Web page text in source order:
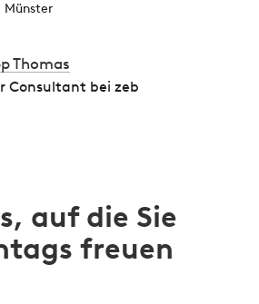
Thomas
Consultant bei zeb
auf die Sie
freuen